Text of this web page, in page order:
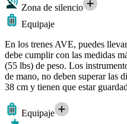
Zona de silencio
Equipaje
En los trenes AVE, puedes
debe cumplir con las medidas
(55 lbs) de peso. Los
de mano, no deben superar las
38 cm y tienen que estar
Equipaje